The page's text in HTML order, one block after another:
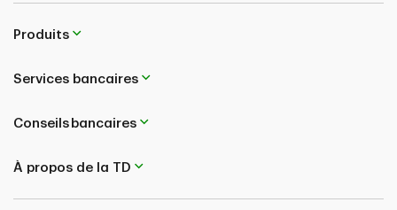
Produits
Services bancaires
Conseils bancaires
À propos de la TD